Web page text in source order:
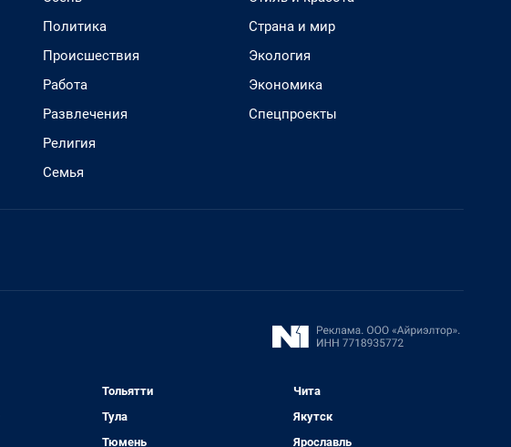
Политика
Происшествия
Работа
Развлечения
Религия
Семья
Страна и мир
Экология
Экономика
Спецпроекты
Тольятти
Тула
Тюмень
Чита
Якутск
Ярославль